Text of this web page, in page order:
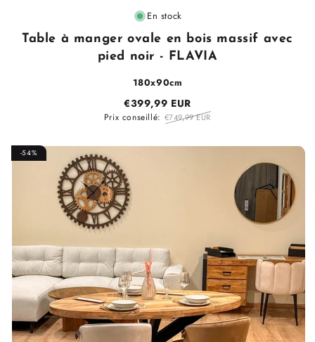
Fournisseur
En stock
Table à manger ovale en bois massif avec
pied noir - FLAVIA
180x90cm
€399,99 EUR
Prix conseillé: €749,99 EUR
-54%